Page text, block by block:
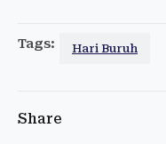
Tags: Hari Buruh
Share